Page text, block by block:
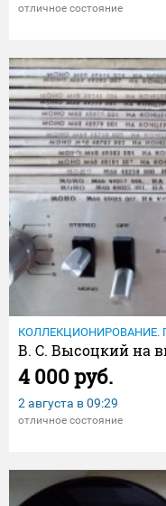
отличное состояние
КОЛЛЕКЦИОНИРОВАНИЕ.
В. С. Высоцкий на
4 000 руб.
2 августа в09:29
отличное состояние